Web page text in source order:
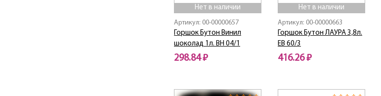
Нет в наличии
Артикул: 00-00000657
Горшок Бутон Винил
шоколад 1л. ВН 04/1
298.84 ₽
Нет в наличии
Артикул: 00-00000663
Горшок Бутон ЛАУРА 3,8л.
ЕВ 60/3
416.26 ₽